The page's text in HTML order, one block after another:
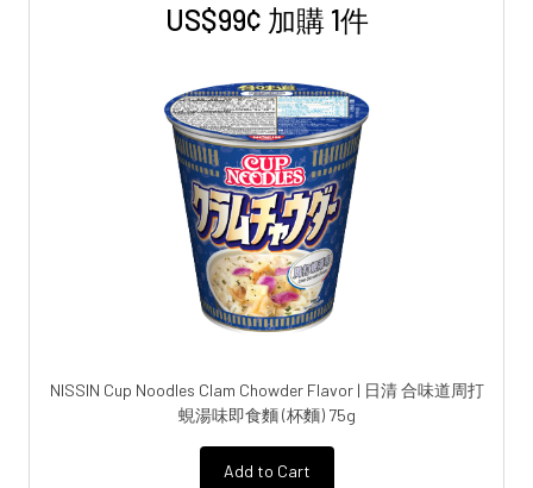
US$99¢ 加購 1件
NISSIN Cup Noodles Clam Chowder Flavor | 日清 合味道周打
蜆湯味即食麵 (杯麵) 75g
Add to Cart